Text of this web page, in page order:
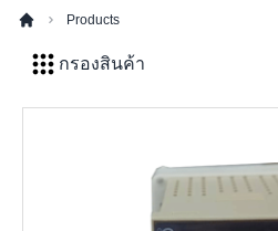
Products
กรองสินค้า